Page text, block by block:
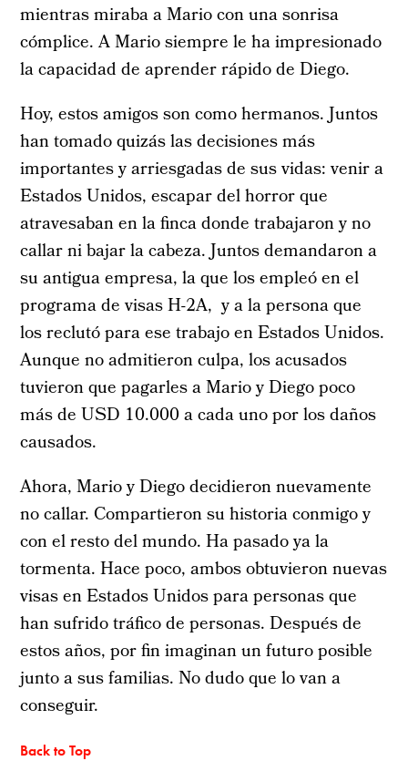
mientras miraba a Mario con una sonrisa
cómplice. A Mario siempre le ha impresionado
la capacidad de aprender rápido de Diego.
Hoy, estos amigos son como hermanos. Juntos
han tomado quizás las decisiones más
importantes y arriesgadas de sus vidas: venir a
Estados Unidos, escapar del horror que
atravesaban en la finca donde trabajaron y no
callar ni bajar la cabeza. Juntos demandaron a
su antigua empresa, la que los empleó en el
programa de visas H-2A, y a la persona que
los reclutó para ese trabajo en Estados Unidos.
Aunque no admitieron culpa, los acusados
tuvieron que pagarles a Mario y Diego poco
más de USD 10.000 a cada uno por los daños
causados.
Ahora, Mario y Diego decidieron nuevamente
no callar. Compartieron su historia conmigo y
con el resto del mundo. Ha pasado ya la
tormenta. Hace poco, ambos obtuvieron nuevas
visas en Estados Unidos para personas que
han sufrido tráfico de personas. Después de
estos años, por fin imaginan un futuro posible
junto a sus familias. No dudo que lo van a
conseguir.
Back to Top